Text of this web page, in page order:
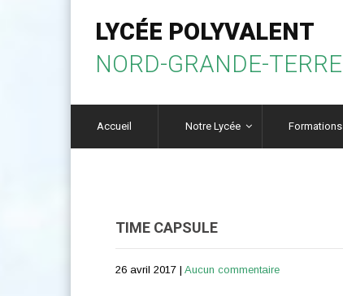
LYCÉE POLYVALENT
NORD-GRANDE-TERRE
Accueil Notre Lycée Formations
TIME CAPSULE
26 avril 2017 | Aucun commentaire